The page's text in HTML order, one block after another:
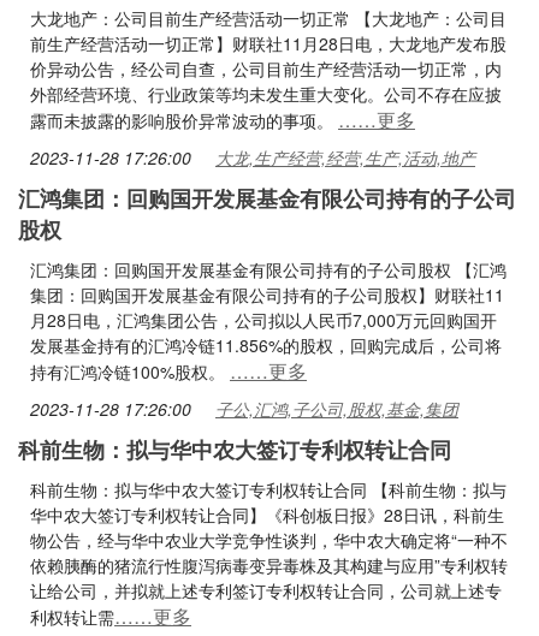
大龙地产：公司目前生产经营活动一切正常 【大龙地产：公司目
前生产经营活动一切正常】财联社11月28日电，大龙地产发布股
价异动公告，经公司自查，公司目前生产经营活动一切正常，内
外部经营环境、行业政策等均未发生重大变化。公司不存在应披
露而未披露的影响股价异常波动的事项。 ……更多
2023-11-28 17:26:00 大龙,生产经营,经营,生产,活动,地产
汇鸿集团：回购国开发展基金有限公司持有的子公司
股权
汇鸿集团：回购国开发展基金有限公司持有的子公司股权 【汇鸿
集团：回购国开发展基金有限公司持有的子公司股权】财联社11
月28日电，汇鸿集团公告，公司拟以人民币7,000万元回购国开
发展基金持有的汇鸿冷链11.856%的股权，回购完成后，公司将
持有汇鸿冷链100%股权。 ……更多
2023-11-28 17:26:00 子公,汇鸿,子公司,股权,基金,集团
科前生物：拟与华中农大签订专利权转让合同
科前生物：拟与华中农大签订专利权转让合同 【科前生物：拟与
华中农大签订专利权转让合同】《科创板日报》28日讯，科前生
物公告，经与华中农业大学竞争性谈判，华中农大确定将“一种不
依赖胰酶的猪流行性腹泻病毒变异毒株及其构建与应用”专利权转
让给公司，并拟就上述专利签订专利权转让合同，公司就上述专
利权转让需……更多